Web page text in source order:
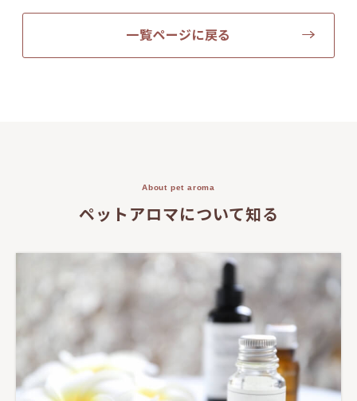
一覧ページに戻る
About pet aroma
ペットアロマについて知る